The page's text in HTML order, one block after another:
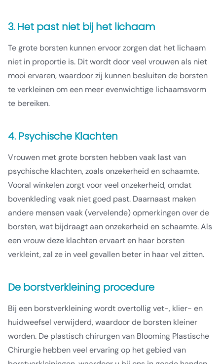
3. Het past niet bij het lichaam
Te grote borsten kunnen ervoor zorgen dat het lichaam
niet in proportie is. Dit wordt door veel vrouwen als niet
mooi ervaren, waardoor zij kunnen besluiten de borsten
te verkleinen om een meer evenwichtige lichaamsvorm
te bereiken.
4. Psychische Klachten
Vrouwen met grote borsten hebben vaak last van
psychische klachten, zoals onzekerheid en schaamte.
Vooral winkelen zorgt voor veel onzekerheid, omdat
bovenkleding vaak niet goed past. Daarnaast maken
andere mensen vaak (vervelende) opmerkingen over de
borsten, wat bijdraagt aan onzekerheid en schaamte. Als
een vrouw deze klachten ervaart en haar borsten
verkleint, zal ze in veel gevallen beter in haar vel zitten.
De borstverkleining procedure
Bij een borstverkleining wordt overtollig vet-, klier- en
huidweefsel verwijderd, waardoor de borsten kleiner
worden. De plastisch chirurgen van Blooming Plastische
Chirurgie hebben veel ervaring op het gebied van